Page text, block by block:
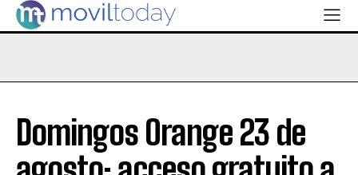
Domingos Orange 23 de